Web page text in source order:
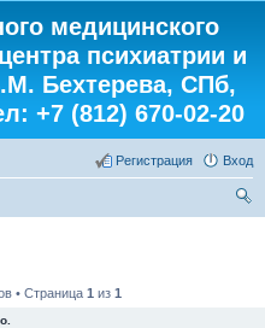
медицинского
психиатрии и
Бехтерева, СПб,
+7 (812) 670-02-20
Вход
Регистрация
• Страница 1 из 1